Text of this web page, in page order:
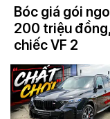
Bóc giá gói
200 triệu
chiếc VF 2